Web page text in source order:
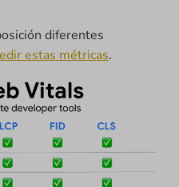
diferentes
estas métricas.